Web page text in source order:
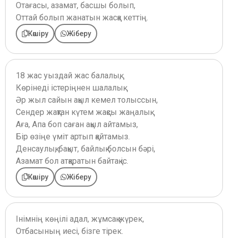
Отағасы, азамат, басшы болып,
Оттай болып жанатын жасқа кеттің.
Көшіру Жіберу
18 жас уыздай жас балалық,
Көрінеді істеріңнен шалалық.
Әр жыл сайын ақыл кемел толыссын,
Сендер жақтан күтем жақсы жаңалық.
Аға, Апа боп саған ақыл айтамыз,
Бір өзіңе үміт артып қайтамыз.
Денсаулық, бақыт, байлық болсын бәрі,
Азамат бол атқаратын байтақ іс.
Көшіру Жіберу
Інімнің көңілі адал, жұмсақ жүрек,
Отбасының иесі, бізге тірек.